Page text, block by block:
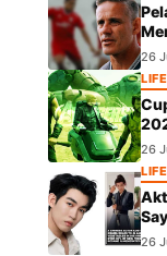
26
26
26